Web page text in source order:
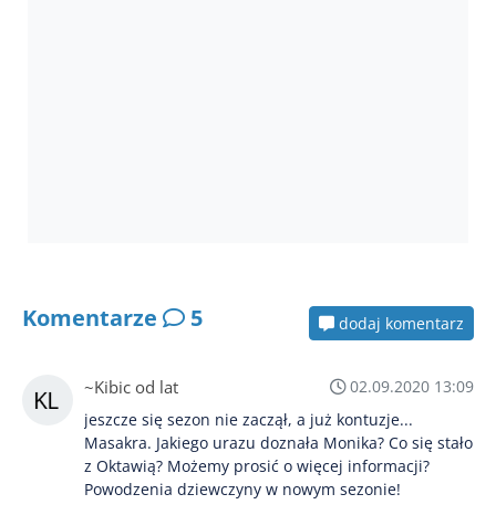
Komentarze 5 dodaj komentarz
~Kibic od lat
02.09.2020 13:09
jeszcze się sezon nie zaczął, a już kontuzje...
Masakra. Jakiego urazu doznała Monika? Co się stało
z Oktawią? Możemy prosić o więcej informacji?
Powodzenia dziewczyny w nowym sezonie!